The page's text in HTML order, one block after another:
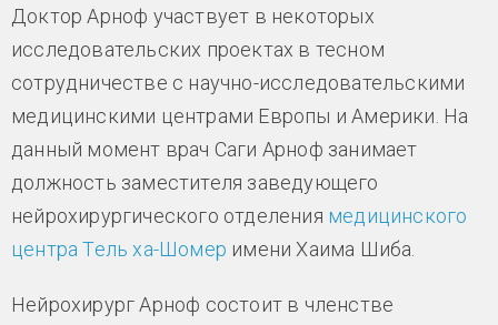
Доктор Арноф участвует в некоторых
исследовательских проектах в тесном
сотрудничестве с научно-исследовательскими
медицинскими центрами Европы и Америки. На
данный момент врач Саги Арноф занимает
должность заместителя заведующего
нейрохирургического отделения медицинского
центра Тель ха-Шомер имени Хаима Шиба.
Нейрохирург Арноф состоит в членстве